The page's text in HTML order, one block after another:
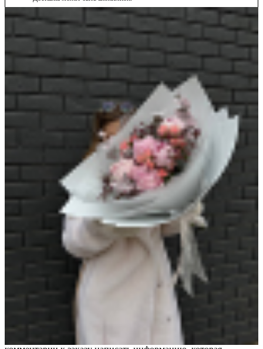
Цена действительна только для интернет-магазина и может отличаться от цен
в розничных магазинах
Как купить
Оплата
Оставить отзыв
Загрузка отзывов...
Для покупки товара в нашем интернет-магазине выберите
понравившийся товар и добавьте его в корзину или оформите
заказ «в 1 клик».
Оформление заказа в выглядит следующим образом.
Заполняете полностью форму по последовательным
этапам: данные о себе, о получателе, адрес. Советуем в